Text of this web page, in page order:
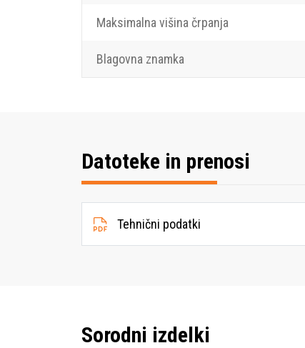
Maksimalna višina črpanja
Blagovna znamka
Datoteke in prenosi
Tehnični podatki
Sorodni izdelki